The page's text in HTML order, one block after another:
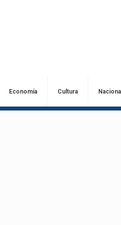
Economía Cultura